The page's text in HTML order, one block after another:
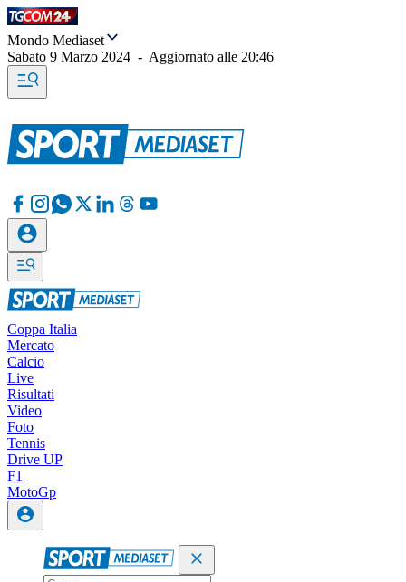
Mondo Mediaset
Sabato 9 Marzo 2024 - Aggiornato alle 20:46
Coppa Italia
Mercato
Calcio
Live
Risultati
Video
Foto
Tennis
Drive UP
F1
MotoGp